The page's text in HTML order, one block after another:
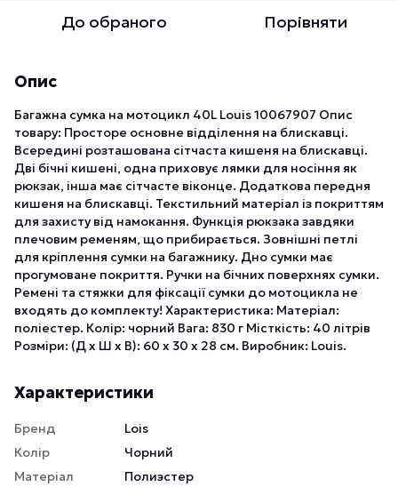
До обраного Порівняти
Опис
Багажна сумка на мотоцикл 40L Louis 10067907 Опис
товару: Просторе основне відділення на блискавці.
Всередині розташована сітчаста кишеня на блискавці.
Дві бічні кишені, одна приховує лямки для носіння як
рюкзак, інша має сітчасте віконце. Додаткова передня
кишеня на блискавці. Текстильний матеріал із покриттям
для захисту від намокання. Функція рюкзака завдяки
плечовим ременям, що прибирається. Зовнішні петлі
для кріплення сумки на багажнику. Дно сумки має
прогумоване покриття. Ручки на бічних поверхнях сумки.
Ремені та стяжки для фіксації сумки до мотоцикла не
входять до комплекту! Характеристика: Матеріал:
поліестер. Колір: чорний Вага: 830 г Місткість: 40 літрів
Розміри: (Д х Ш х В): 60 х 30 х 28 см. Виробник: Louis.
Характеристики
Бренд
Lois
Колір
Чорний
Матеріал
Полиэстер